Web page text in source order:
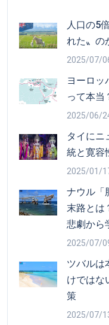
人口の5
れた〟の
2025/07/
ヨーロッ
って本当
2025/06/
タイにニ
統と寛容
2025/01/
ナウル「
末路とは
悲劇から
2025/07/
ツバルは
けではな
策
2025/07/